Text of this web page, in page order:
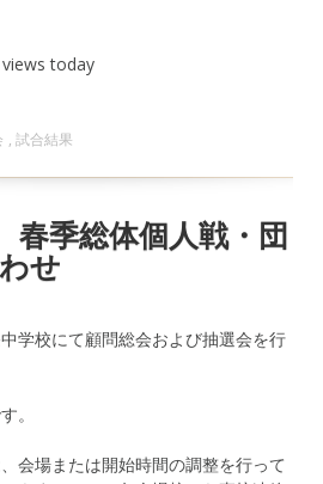
today
, 試合結果
季総体個人戦・団
せ
学校にて顧問総会および抽選会を行
。
会場または開始時間の調整を行って